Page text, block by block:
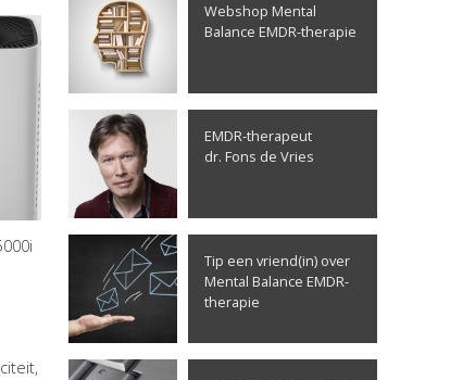
Webshop Mental
Balance EMDR-therapie
EMDR-therapeut
dr. Fons de Vries
Tip een vriend(in) over
Mental Balance EMDR-
therapie